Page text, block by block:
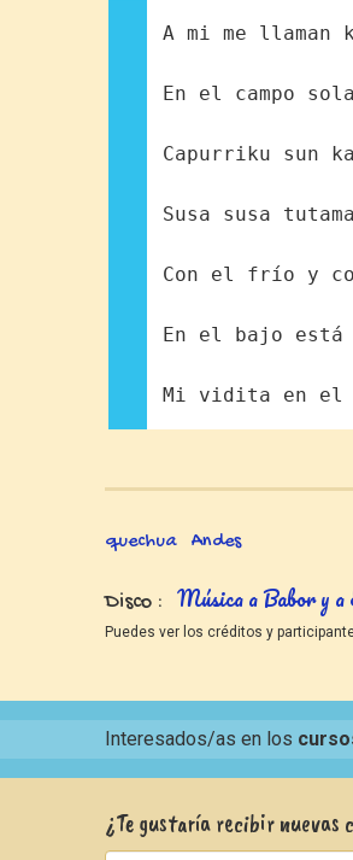
A mi me
En el campo
Capurriku sun
Susa susa
Con el frío y
En el bajo
Mi vidita en el
quechua Andes
Disco Música a Babor y
Puedes ver los créditos y
Interesados/as en los
¿Te gustaría recibir nuevas